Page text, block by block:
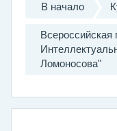
В начало
Ломоносова"